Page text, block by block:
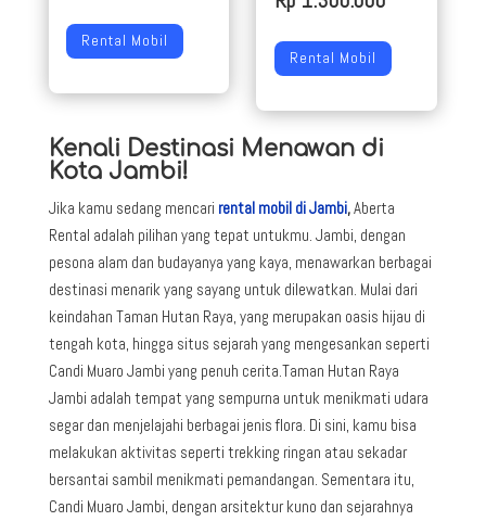
Rental Mobil
Rental Mobil
Kenali Destinasi Menawan di
Kota Jambi!
Jika kamu sedang mencari rental mobil di Jambi,Aberta
Rental adalah pilihan yang tepat untukmu. Jambi, dengan
pesona alam dan budayanya yang kaya, menawarkan berbagai
destinasi menarik yang sayang untuk dilewatkan. Mulai dari
keindahan Taman Hutan Raya, yang merupakan oasis hijau di
tengah kota, hingga situs sejarah yang mengesankan seperti
Candi Muaro Jambi yang penuh cerita.Taman Hutan Raya
Jambi adalah tempat yang sempurna untuk menikmati udara
segar dan menjelajahi berbagai jenis flora. Di sini, kamu bisa
melakukan aktivitas seperti trekking ringan atau sekadar
bersantai sambil menikmati pemandangan. Sementara itu,
Candi Muaro Jambi, dengan arsitektur kuno dan sejarahnya